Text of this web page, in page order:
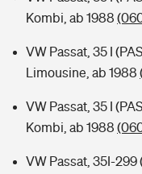
Kombi, ab 1988
VW Passat, 35 I
Limousine, ab 1988
VW Passat, 35 I
Kombi, ab 1988
VW Passat, 35I-299